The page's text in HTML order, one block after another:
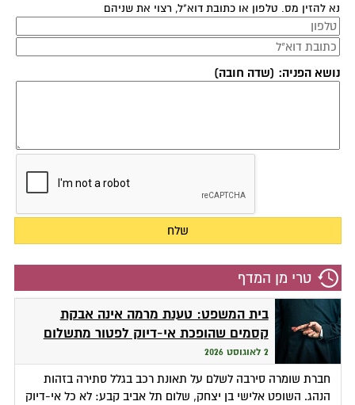
נא להזין מס. טלפון או כתובת דוא"ל, רצוי את שניהם
נושא הפניה: (שדה חובה)
טרי מן המדף
בית המשפט: טענת מרמה אינה אבקת
קסמים שהופכת אי-דיוק לפטור מתשלום
2 לאוגוסט 2026
חברת שומרה סירבה לשלם על תאונת רכב בגלל סתירה בזהות
הנהג. השופט אלישי בן יצחק, שלום תל אביב קבע: לא כל אי-דיוק